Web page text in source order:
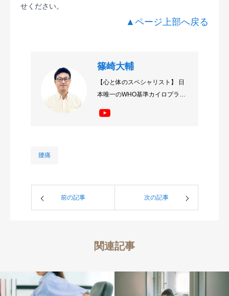
せください。
▲ページ上部へ戻る
篠崎大輔
【心と体のスペシャリスト】 日
本唯一のWHO基準カイロプラク
関係性に注目した治療で病院で
腰痛
前の記事 次の記事
関連記事